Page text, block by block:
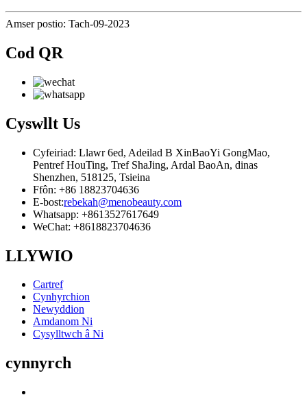
Amser postio: Tach-09-2023
Cod QR
Cyswllt Us
Cyfeiriad: Llawr 6ed, Adeilad B XinBaoYi GongMao,
Pentref HouTing, Tref ShaJing, Ardal BaoAn, dinas
Shenzhen, 518125, Tsieina
Ffôn: +86 18823704636
E-bost:rebekah@menobeauty.com
Whatsapp: +8613527617649
WeChat: +8618823704636
LLYWIO
Cartref
Cynhyrchion
Newyddion
Amdanom Ni
Cysylltwch â Ni
cynnyrch